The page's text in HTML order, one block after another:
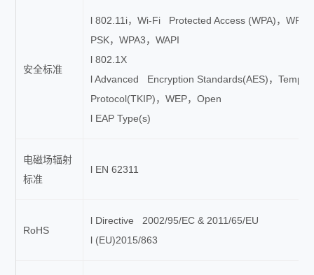
安全标准
l 802.11i，Wi-Fi Protected Access (WPA)，
PSK，WPA3，WAPI
l 802.1X
l Advanced Encryption Standards(AES)，
Protocol(TKIP)，WEP，Open
l EAP Type(s)
电磁场辐射
标准
l EN 62311
RoHS
l Directive 2002/95/EC & 2011/65/EU
l (EU)2015/863